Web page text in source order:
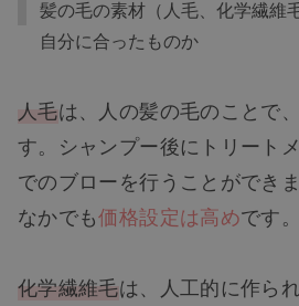
髪の毛の素材（人毛、化学繊維
自分に合ったものか
人毛は、人の髪の毛のことで
す。シャンプー後にトリート
でのブローを行うことができ
なかでも価格設定は高めです。
化学繊維毛は、人工的に作ら